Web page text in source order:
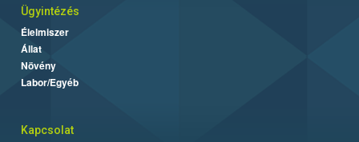
Ügyintézés
Élelmiszer
Állat
Növény
Labor/Egyéb
Kapcsolat